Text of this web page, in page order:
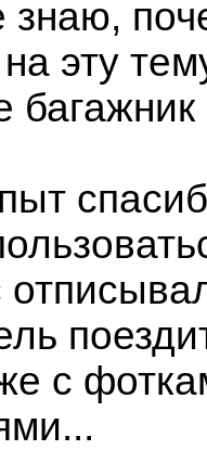
знаю,
эту
с